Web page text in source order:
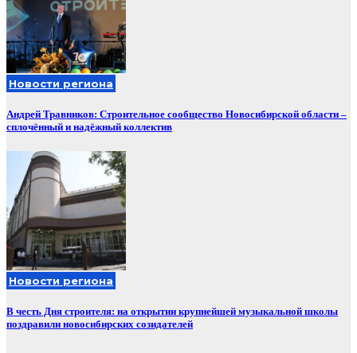
Новости региона
Андрей Травников: Строительное сообщество Новосибирской области –
сплочённый и надёжный коллектив
Новости региона
В честь Дня строителя: на открытии крупнейшей музыкальной школы
поздравили новосибирских созидателей